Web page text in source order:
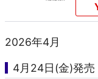
2026年4月
4月24日(金)発売